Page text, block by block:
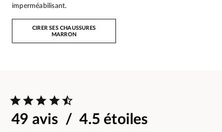
imperméabilisant.
CIRER SES CHAUSSURES
MARRON
49 avis / 4.5 étoiles